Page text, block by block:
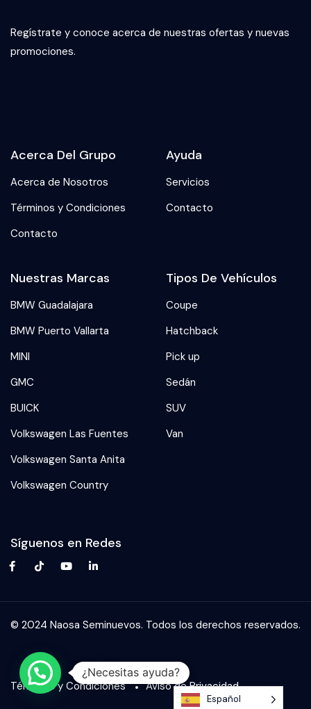
Regístrate y conoce acerca de nuestras ofertas y nuevas
promociones.
Acerca Del Grupo
Acerca de Nosotros
Términos y Condiciones
Contacto
Ayuda
Servicios
Contacto
Nuestras Marcas
BMW Guadalajara
BMW Puerto Vallarta
MINI
GMC
BUICK
Volkswagen Las Fuentes
Volkswagen Santa Anita
Volkswagen Country
Tipos De Vehículos
Coupe
Hatchback
Pick up
Sedán
SUV
Van
Síguenos en Redes
© 2024 Naosa Seminuevos. Todos los derechos reservados.
Aviso De Privacidad
Términos y Condiciones Aviso de Privacidad
¿Necesitas ayuda?
Español